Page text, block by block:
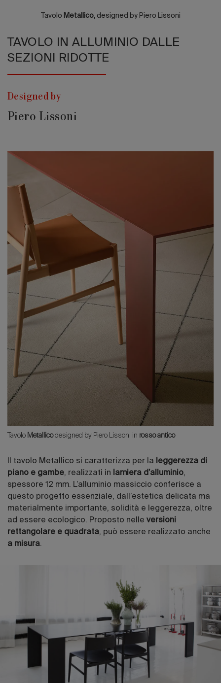
Tavolo Metallico, designed by Piero Lissoni
TAVOLO IN ALLUMINIO DALLE
SEZIONI RIDOTTE
Designed by
Piero Lissoni
Tavolo Metallicodesigned by Piero Lissoni in rosso antico
Il tavolo Metallico si caratterizza per la
leggerezza di
piano e gambe, realizzati in lamiera d’alluminio,
spessore 12 mm. L’alluminio massiccio conferisce a
questo progetto essenziale, dall’estetica delicata ma
materialmente importante, solidità e leggerezza, oltre
ad essere ecologico. Proposto nelle versioni
rettangolare e quadrata, può essere realizzato anche
a misura.